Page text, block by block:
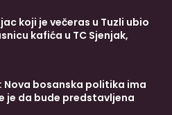
koji je večeras u Tuzli ubio
kafića u TC Sjenjak,
Nova bosanska politika ima
je da bude predstavljena